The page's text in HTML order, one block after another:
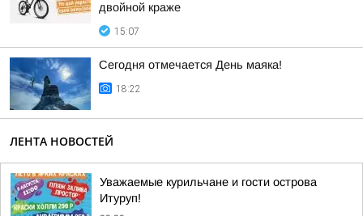
двойной краже
15:07
Сегодня отмечается День маяка!
18:22
ЛЕНТА НОВОСТЕЙ
Уважаемые курильчане и гости острова
Итуруп!